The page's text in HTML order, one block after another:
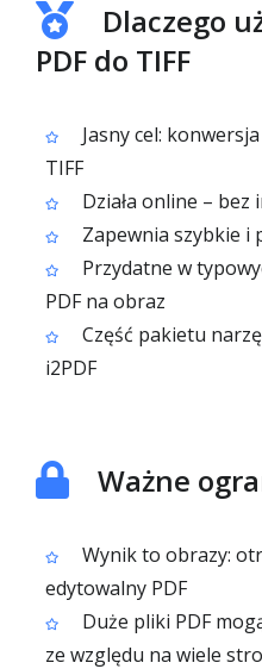
Dlaczego
PDF do TIFF
Jasny cel:
TIFF
Działa online – bez
Zapewnia szybkie i
Przydatne w
PDF na obraz
Część pakietu
i2PDF
Ważne
Wynik to obrazy:
edytowalny PDF
Duże pliki PDF
ze względu na wiele